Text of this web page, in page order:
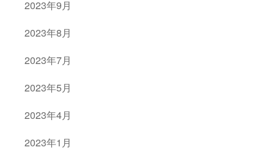
2023年9月
2023年8月
2023年7月
2023年5月
2023年4月
2023年1月